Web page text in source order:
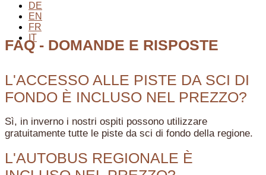
DE
EN
FR
IT
FAQ - DOMANDE E RISPOSTE
L'ACCESSO ALLE PISTE DA SCI DI
FONDO È INCLUSO NEL PREZZO?
Sì, in inverno i nostri ospiti possono utilizzare
gratuitamente tutte le piste da sci di fondo della regione.
L'AUTOBUS REGIONALE È